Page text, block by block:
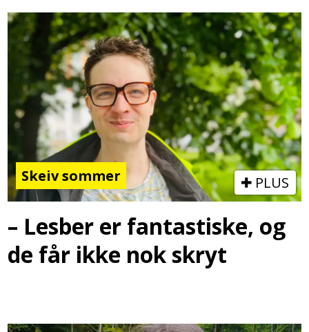
Skeiv sommer PLUS
– Lesber er fantastiske, og
de får ikke nok skryt